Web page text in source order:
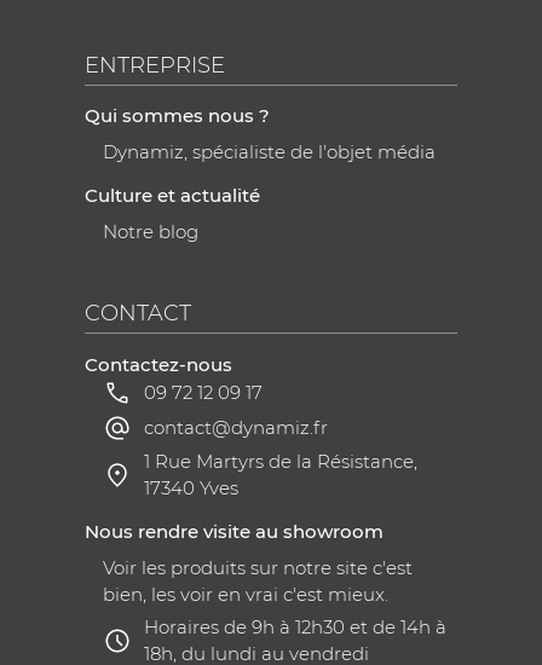
ENTREPRISE
Qui sommes nous ?
Dynamiz, spécialiste de l'objet média
Culture et actualité
Notre blog
CONTACT
Contactez-nous
09 72 12 09 17
contact@dynamiz.fr
1 Rue Martyrs de la Résistance,
17340 Yves
Nous rendre visite au showroom
Voir les produits sur notre site c'est
bien, les voir en vrai c'est mieux.
Horaires de 9h à 12h30 et de 14h à
18h, du lundi au vendredi